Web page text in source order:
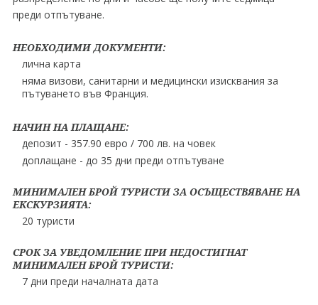
преди отпътуване.
НЕОБХОДИМИ ДОКУМЕНТИ:
лична карта
няма визови, санитарни и медицински изисквания за
пътуването във Франция.
НАЧИН НА ПЛАЩАНЕ:
депозит - 357.90 евро / 700 лв. на човек
доплащане - до 35 дни преди отпътуване
МИНИМАЛЕН БРОЙ ТУРИСТИ ЗА ОСЪЩЕСТВЯВАНЕ НА
ЕКСКУРЗИЯТА:
20 туристи
СРОК ЗА УВЕДОМЛЕНИЕ ПРИ НЕДОСТИГНАТ
МИНИМАЛЕН БРОЙ ТУРИСТИ:
7 дни преди началната дата